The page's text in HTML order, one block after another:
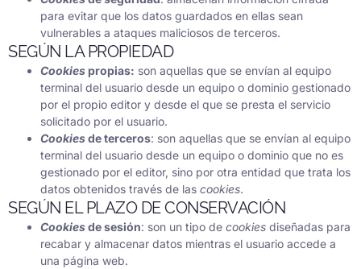
para evitar que los datos guardados en ellas sean
vulnerables a ataques maliciosos de terceros.
SEGÚN LA PROPIEDAD
Cookies propias: son aquellas que se envían al equipo
terminal del usuario desde un equipo o dominio gestionado
por el propio editor y desde el que se presta el servicio
solicitado por el usuario.
Cookies de terceros: son aquellas que se envían al equipo
terminal del usuario desde un equipo o dominio que no es
gestionado por el editor, sino por otra entidad que trata los
datos obtenidos través de las cookies.
SEGÚN EL PLAZO DE CONSERVACIÓN
Cookies de sesión: son un tipo de cookies diseñadas para
recabar y almacenar datos mientras el usuario accede a
una página web.